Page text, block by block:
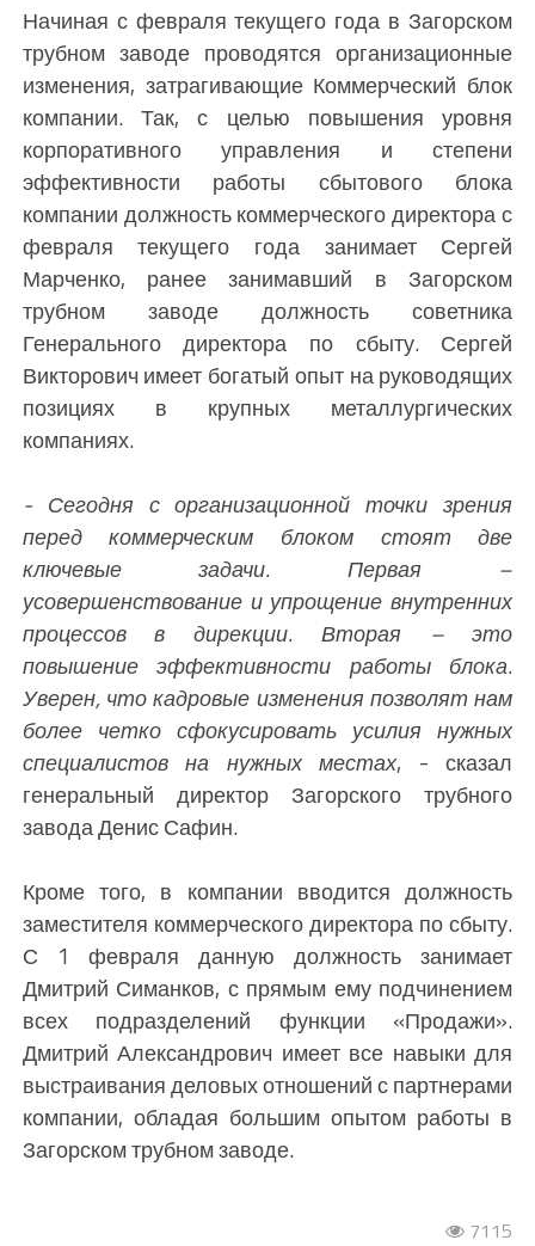
Начиная с февраля текущего года в Загорском
трубном заводе проводятся организационные
изменения, затрагивающие Коммерческий блок
компании. Так, с целью повышения уровня
корпоративного управления и степени
эффективности работы сбытового блока
компании должность коммерческого директора с
февраля текущего года занимает Сергей
Марченко, ранее занимавший в Загорском
трубном заводе должность советника
Генерального директора по сбыту. Сергей
Викторович имеет богатый опыт на руководящих
позициях в крупных металлургических
компаниях.
- Сегодня с организационной точки зрения
перед коммерческим блоком стоят две
ключевые задачи. Первая –
усовершенствование и упрощение внутренних
процессов в дирекции. Вторая – это
повышение эффективности работы блока.
Уверен, что кадровые изменения позволят нам
более четко сфокусировать усилия нужных
специалистов на нужных местах, - сказал
генеральный директор Загорского трубного
завода Денис Сафин.
Кроме того, в компании вводится должность
заместителя коммерческого директора по сбыту.
С 1 февраля данную должность занимает
Дмитрий Симанков, с прямым ему подчинением
всех подразделений функции «Продажи».
Дмитрий Александрович имеет все навыки для
выстраивания деловых отношений с партнерами
компании, обладая большим опытом работы в
Загорском трубном заводе.​
7115